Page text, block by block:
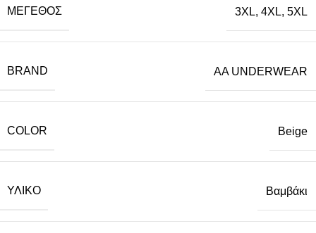
ΜΈΓΕΘΟΣ 3XL, 4XL, 5XL
BRAND AA UNDERWEAR
COLOR Beige
ΥΛΙΚΌ Βαμβάκι